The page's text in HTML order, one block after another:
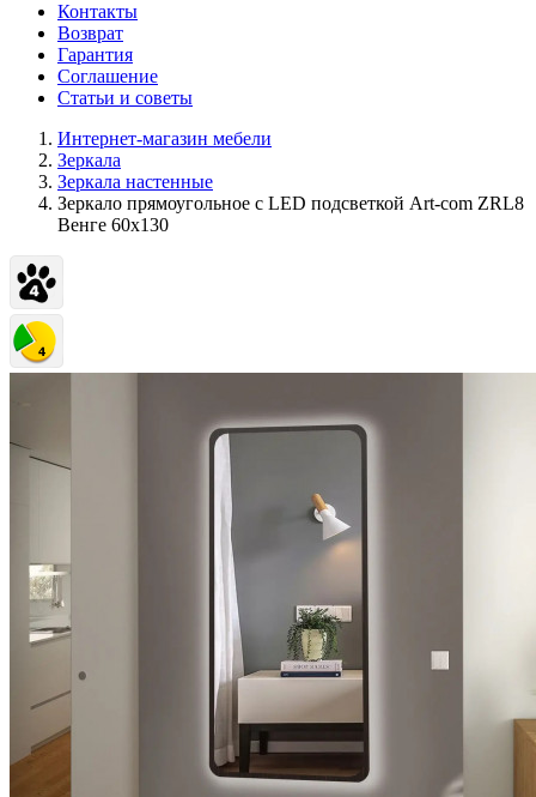
Контакты
Возврат
Гарантия
Соглашение
Статьи и советы
Интернет-магазин мебели
Зеркала
Зеркала настенные
Зеркало прямоугольное c LED подсветкой Art-com ZRL8
Венге 60х130